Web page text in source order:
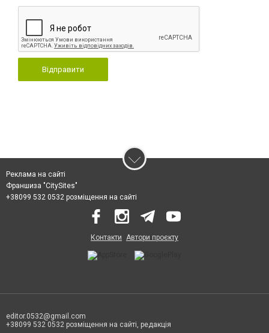
Відправити
Реклама на сайті
Франшиза "CitySites"
+38099 532 0532 розміщення на сайті
Контакти Автори проєкту
editor.0532@gmail.com
+38099 532 0532 розміщення на сайті, редакція